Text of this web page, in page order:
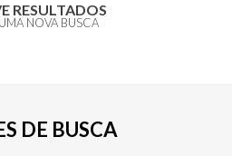
RESULTADOS
NOVA BUSCA
DE BUSCA